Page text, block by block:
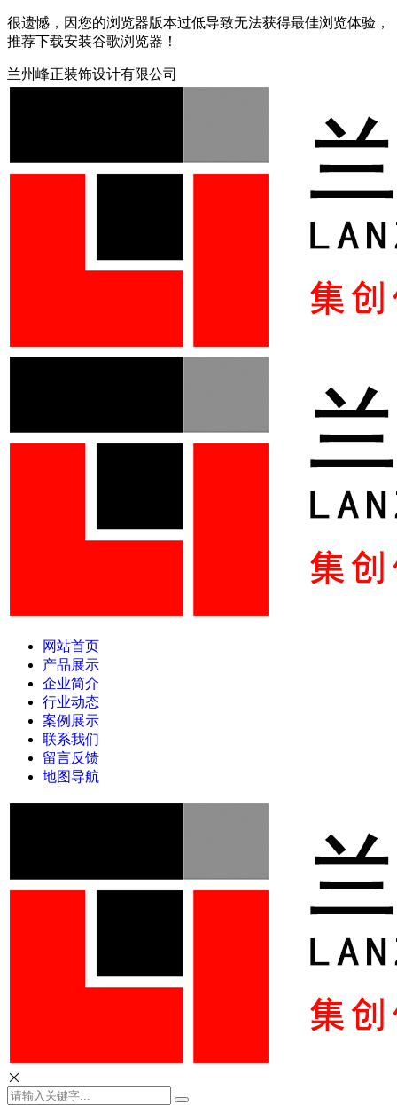
很遗憾，因您的浏览器版本过低导致无法获得最佳浏览体验，
推荐下载安装谷歌浏览器！
兰州峰正装饰设计有限公司
网站首页
产品展示
企业简介
行业动态
案例展示
联系我们
留言反馈
地图导航